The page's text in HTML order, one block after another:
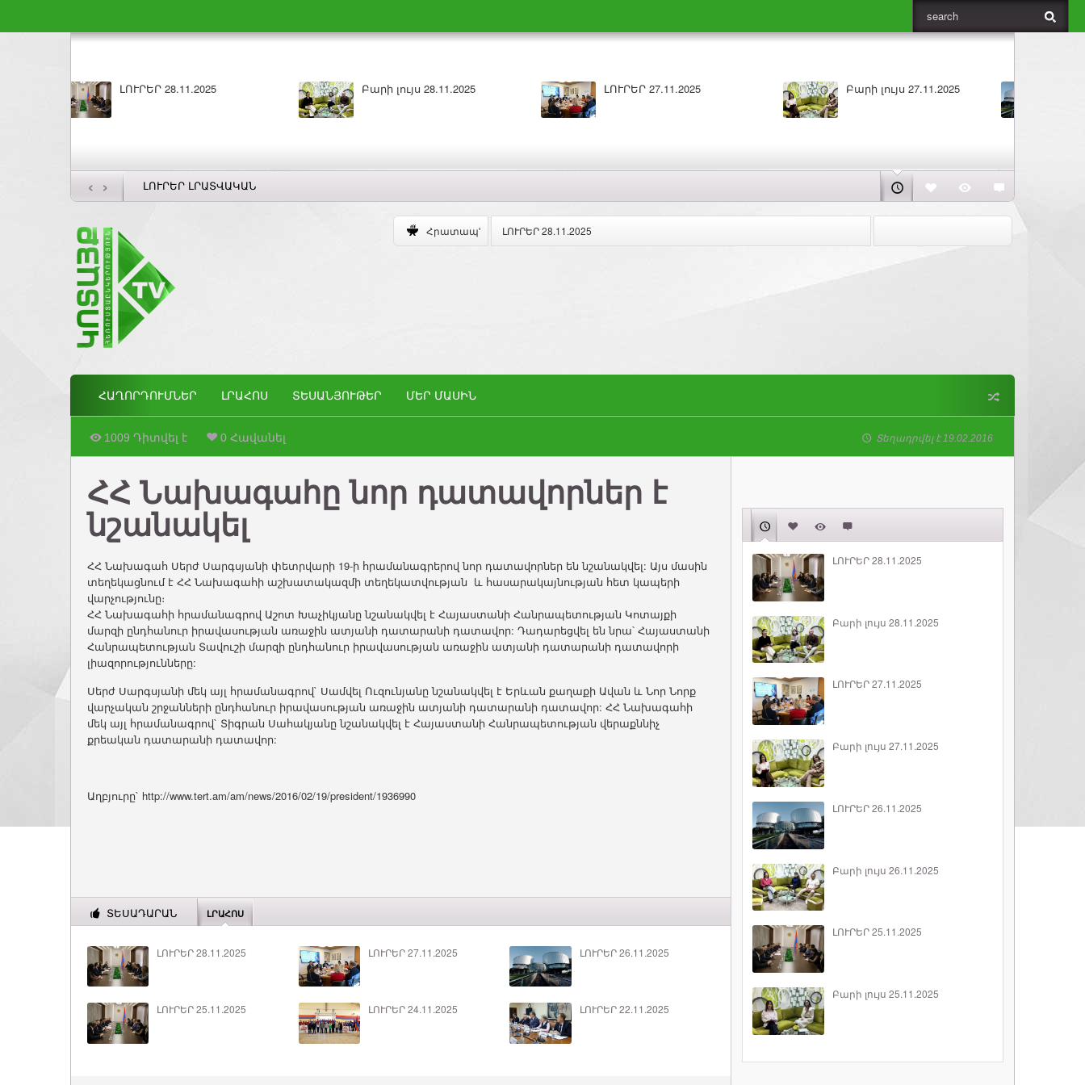
Բարի լույս 27.11.2025 ԼՈՒՐԵՐ 26.11.2025 Բարի լույս 26.11.2025 ԼՈՒՐԵՐ 25.11.2025
‹ › ԼՈՒՐԵՐ ԼՐԱՏՎԱԿԱՆ
Հրատապ' ԼՈՒՐԵՐ 28.11.2025
ՀԱՂՈՐԴՈՒՄՆԵՐ ԼՐԱՀՈՍ ՏԵՍԱՆՅՈՒԹԵՐ ՄԵՐ ՄԱՍԻՆ
1009 Դիտվել է 0 Հավանել Տեղադրվել է 19.02.2016
ՀՀ Նախագահը նոր դատավորներ է
նշանակել
ՀՀ Նախագահ Սերժ Սարգսյանի փետրվարի 19-ի հրամանագրերով նոր դատավորներ են նշանակվել: Այս մասին
տեղեկացնում է ՀՀ Նախագահի աշխատակազմի տեղեկատվության և հասարակայնության հետ կապերի
վարչությունը։
ՀՀ Նախագահի հրամանագրով Աշոտ Խաչիկյանը նշանակվել է Հայաստանի Հանրապետության Կոտայքի
մարզի ընդհանուր իրավասության առաջին ատյանի դատարանի դատավոր: Դադարեցվել են նրա՝ Հայաստանի
Հանրապետության Տավուշի մարզի ընդհանուր իրավասության առաջին ատյանի դատարանի դատավորի
լիազորությունները:
Սերժ Սարգսյանի մեկ այլ հրամանագրով` Սամվել Ուզունյանը նշանակվել է Երևան քաղաքի Ավան և Նոր Նորք
վարչական շրջանների ընդհանուր իրավասության առաջին ատյանի դատարանի դատավոր: ՀՀ Նախագահի
մեկ այլ հրամանագրով` Տիգրան Սահակյանը նշանակվել է Հայաստանի Հանրապետության վերաքննիչ
քրեական դատարանի դատավոր:
Աղբյուրը` http://www.tert.am/am/news/2016/02/19/president/1936990
ՏԵՍԱԴԱՐԱՆ ԼՐԱՀՈՍ
ԼՈՒՐԵՐ 28.11.2025 ԼՈՒՐԵՐ 27.11.2025 ԼՈՒՐԵՐ 26.11.2025
ԼՈՒՐԵՐ 25.11.2025 ԼՈՒՐԵՐ 24.11.2025 ԼՈՒՐԵՐ 22.11.2025
ԼՈՒՐԵՐ 28.11.2025
Բարի լույս 28.11.2025
ԼՈՒՐԵՐ 27.11.2025
Բարի լույս 27.11.2025
ԼՈՒՐԵՐ 26.11.2025
Բարի լույս 26.11.2025
ԼՈՒՐԵՐ 25.11.2025
Բարի լույս 25.11.2025